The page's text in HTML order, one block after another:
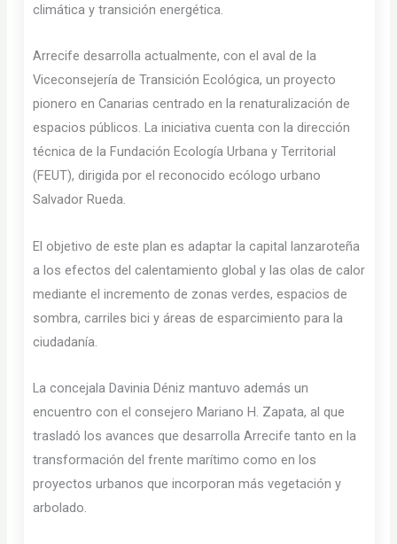
climática y transición energética.
Arrecife desarrolla actualmente, con el aval de la
Viceconsejería de Transición Ecológica, un proyecto
pionero en Canarias centrado en la renaturalización de
espacios públicos. La iniciativa cuenta con la dirección
técnica de la Fundación Ecología Urbana y Territorial
(FEUT), dirigida por el reconocido ecólogo urbano
Salvador Rueda.
El objetivo de este plan es adaptar la capital lanzaroteña
a los efectos del calentamiento global y las olas de calor
mediante el incremento de zonas verdes, espacios de
sombra, carriles bici y áreas de esparcimiento para la
ciudadanía.
La concejala Davinia Déniz mantuvo además un
encuentro con el consejero Mariano H. Zapata, al que
trasladó los avances que desarrolla Arrecife tanto en la
transformación del frente marítimo como en los
proyectos urbanos que incorporan más vegetación y
arbolado.